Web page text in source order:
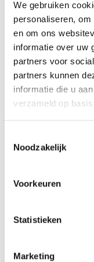
We gebruiken
personaliseren,
en om ons
informatie over uw
partners voor
partners kunnen
informatie die u
verzameld op
Noodzakelijk
Voorkeuren
Statistieken
Marketing
Camera’s zijn
In die
specifieke
gebied van
zijn voor ons
In het totale
ontzorgen we
U deelt in onze
rondom de